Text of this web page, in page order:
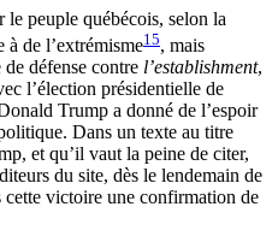
le peuple québécois, selon la
à de l’extrémisme15, mais
défense contre l’establishment,
l’élection présidentielle de
Trump a donné de l’espoir
Dans un texte au titre
et qu’il vaut la peine de citer,
du site, dès le lendemain de
cette victoire une confirmation de